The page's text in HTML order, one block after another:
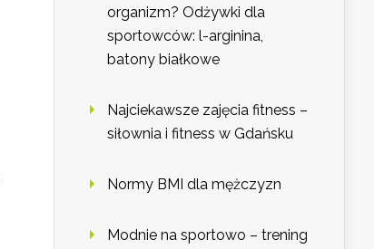
organizm? Odżywki dla
sportowców: l-arginina,
batony białkowe
Najciekawsze zajęcia fitness –
siłownia i fitness w Gdańsku
Normy BMI dla mężczyzn
Modnie na sportowo – trening